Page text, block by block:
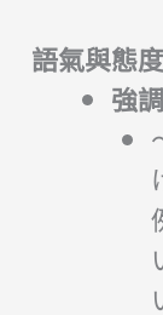
語氣與態度
強